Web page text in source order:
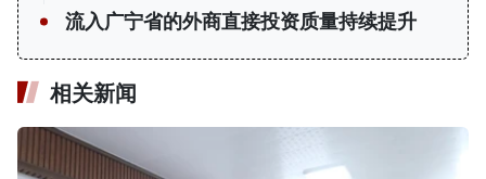
流入广宁省的外商直接投资质量持续提升
相关新闻